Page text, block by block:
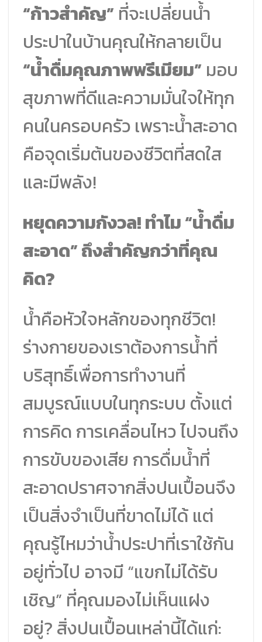
“ก้าวสำคัญ” ที่จะเปลี่ยนน้ำ
ประปาในบ้านคุณให้กลายเป็น
“น้ำดื่มคุณภาพพรีเมียม” มอบ
สุขภาพที่ดีและความมั่นใจให้ทุก
คนในครอบครัว เพราะน้ำสะอาด
คือจุดเริ่มต้นของชีวิตที่สดใส
และมีพลัง!
หยุดความกังวล! ทำไม “น้ำดื่ม
สะอาด” ถึงสำคัญกว่าที่คุณ
คิด?
น้ำคือหัวใจหลักของทุกชีวิต!
ร่างกายของเราต้องการน้ำที่
บริสุทธิ์เพื่อการทำงานที่
สมบูรณ์แบบในทุกระบบ ตั้งแต่
การคิด การเคลื่อนไหว ไปจนถึง
การขับของเสีย การดื่มน้ำที่
สะอาดปราศจากสิ่งปนเปื้อนจึง
เป็นสิ่งจำเป็นที่ขาดไม่ได้ แต่
คุณรู้ไหมว่าน้ำประปาที่เราใช้กัน
อยู่ทั่วไป อาจมี “แขกไม่ได้รับ
เชิญ” ที่คุณมองไม่เห็นแฝง
อยู่? สิ่งปนเปื้อนเหล่านี้ได้แก่: